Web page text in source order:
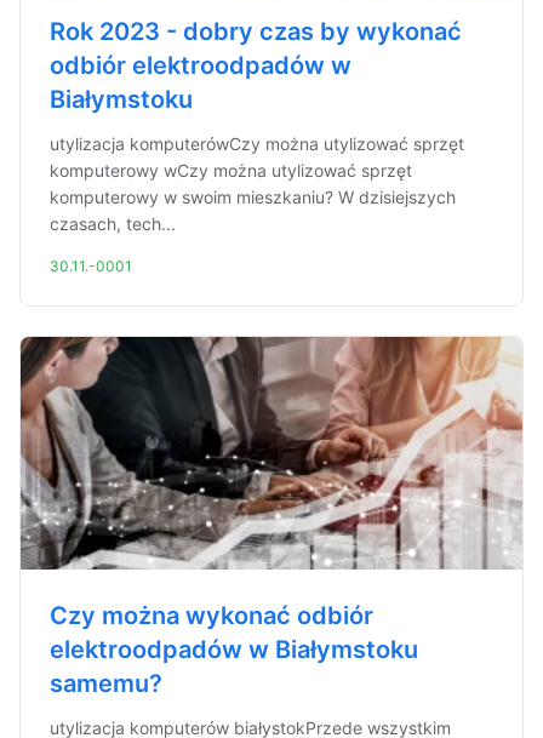
Rok 2023 - dobry czas by wykonać
odbiór elektroodpadów w
Białymstoku
utylizacja komputerówCzy można utylizować sprzęt
komputerowy wCzy można utylizować sprzęt
komputerowy w swoim mieszkaniu? W dzisiejszych
czasach, tech...
30.11.-0001
Czy można wykonać odbiór
elektroodpadów w Białymstoku
samemu?
utylizacja komputerów białystokPrzede wszystkim